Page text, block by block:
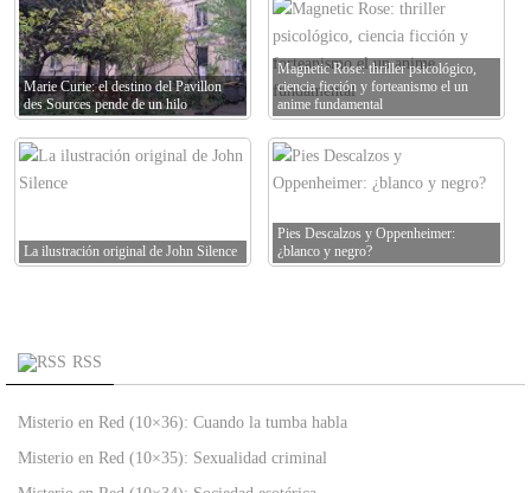
Marie Curie: el destino del Pavillon
des Sources pende de un hilo
Magnetic Rose: thriller psicológico,
ciencia ficción y forteanismo el un
anime fundamental
La ilustración original de John Silence
Pies Descalzos y Oppenheimer:
¿blanco y negro?
RSS
Misterio en Red (10×36): Cuando la tumba habla
Misterio en Red (10×35): Sexualidad criminal